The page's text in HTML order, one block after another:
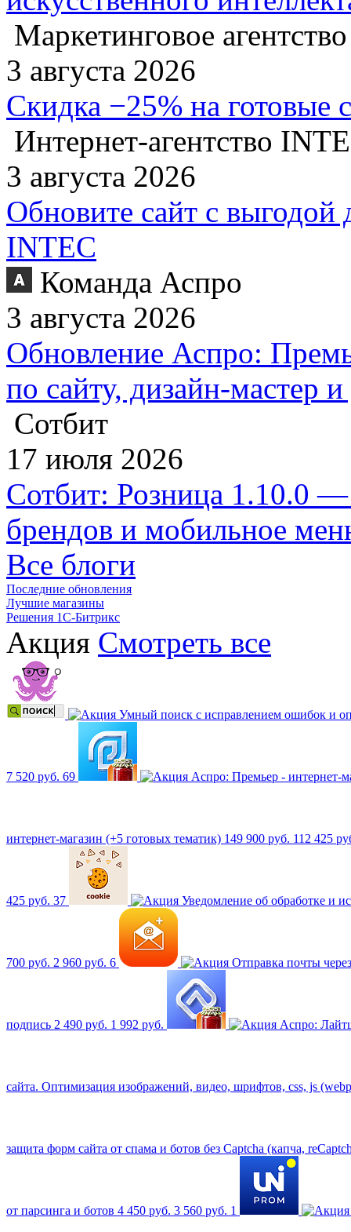
Маркетинговое
3 августа 2026
Скидка −25% на готовые
Интернет-агентство
3 августа 2026
Обновите сайт с выгодой
INTEC
Команда Аспро
3 августа 2026
Обновление Аспро:
по сайту, дизайн-мастер
Сотбит
17 июля 2026
Сотбит: Розница 1.10.0 —
брендов и мобильное
Все блоги
Последние обновления
Лучшие магазины
Решения 1С-Битрикс
Акция Смотреть все
Умный поиск с исправлением ошибок и
7 520 руб. 69 Аспро: Премьер - интернет-
интернет-магазин (+5 готовых тематик) 149 900 руб. 112 425
425 руб. 37 Уведомление об обработке и
700 руб. 2 960 руб. 6 Отправка почты
подпись 2 490 руб. 1 992 руб. Аспро:
сайта. Оптимизация изображений, видео, шрифтов, css, js
защита форм сайта от спама и ботов без Captcha (капча,
от парсинга и ботов 4 450 руб. 3 560 руб. 1